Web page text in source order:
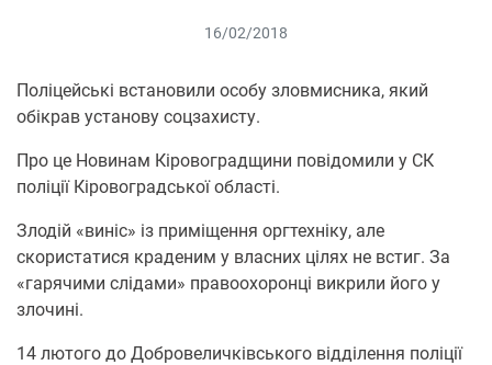
16/02/2018
Поліцейські встановили особу зловмисника, який
обікрав установу соцзахисту.
Про це Новинам Кіровоградщини повідомили у СК
поліції Кіровоградської області.
Злодій «виніс» із приміщення оргтехніку, але
скористатися краденим у власних цілях не встиг. За
«гарячими слідами» правоохоронці викрили його у
злочині.
14 лютого до Добровеличківського відділення поліції